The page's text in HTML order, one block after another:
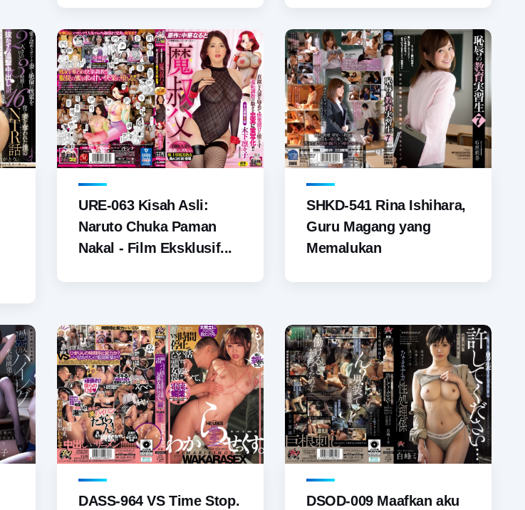
URE-063 Kisah Asli:
Naruto Chuka Paman
Nakal - Film Eksklusif...
SHKD-541 Rina Ishihara,
Guru Magang yang
Memalukan
DASS-964 VS Time Stop.
DSOD-009 Maafkan aku